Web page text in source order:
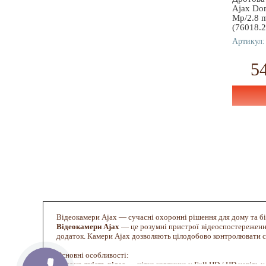
Ajax
Mp/2.8
Артикул:
Відеокамери Ajax — сучасні охоронні рішення для дому та
Відеокамери Ajax — це розумні пристрої
додаток. Камери Ajax дозволяють цілодобово контролювати
Основні особливості: